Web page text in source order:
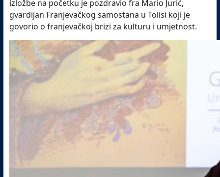
izložbe na početku je pozdravio fra Mario Jurić,
gvardijan Franjevačkog samostana u Tolisi koji je
govorio o franjevačkoj brizi za kulturu i umjetnost.